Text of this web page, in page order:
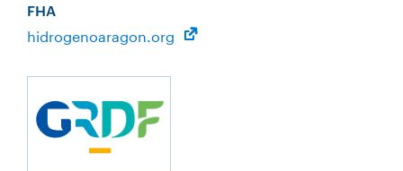
FHA
hidrogenoaragon.org